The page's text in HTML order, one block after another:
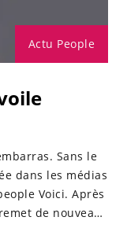
Actu People
Sans le
dans les médias
Voici. Après
de nouveau